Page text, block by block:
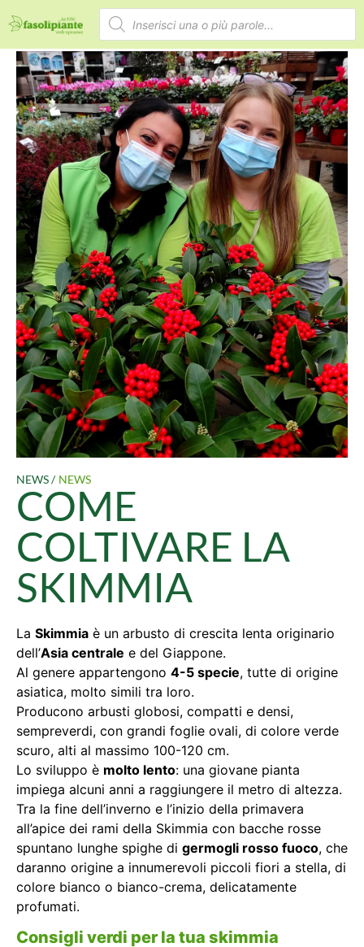
NEWS / NEWS
COME
COLTIVARE LA
SKIMMIA
La Skimmia è un arbusto di crescita lenta originario
dell’Asia centrale e del Giappone.
Al genere appartengono 4-5 specie, tutte di origine
asiatica, molto simili tra loro.
Producono arbusti globosi, compatti e densi,
sempreverdi, con grandi foglie ovali, di colore verde
scuro, alti al massimo 100-120 cm.
Lo sviluppo è molto lento: una giovane pianta
impiega alcuni anni a raggiungere il metro di altezza.
Tra la fine dell’inverno e l’inizio della primavera
all’apice dei rami della Skimmia con bacche rosse
spuntano lunghe spighe di germogli rosso fuoco, che
daranno origine a innumerevoli piccoli fiori a stella, di
colore bianco o bianco-crema, delicatamente
profumati.
Consigli verdi per la tua skimmia